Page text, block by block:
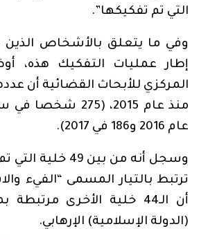
التي تم تفكيكها”.
وفي ما يتعلق بالأشخاص
إطار عمليات التفكيك هذه،
عام 2016 و186 في 2017).
ترتبط بالتيار المسمى “الفيء
أن الـ44 خلية الأخرى
(الدولة الإسلامية) الإرهابي.